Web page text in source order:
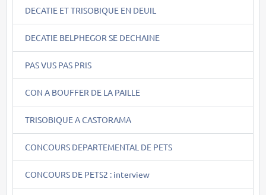
DECATIE ET TRISOBIQUE EN DEUIL
DECATIE BELPHEGOR SE DECHAINE
PAS VUS PAS PRIS
CON A BOUFFER DE LA PAILLE
TRISOBIQUE A CASTORAMA
CONCOURS DEPARTEMENTAL DE PETS
CONCOURS DE PETS2 : interview